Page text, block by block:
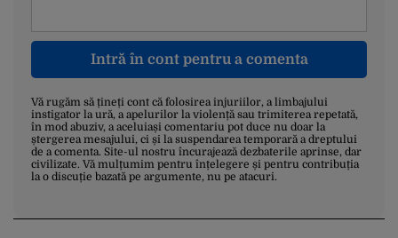
Intră în cont pentru a comenta
Vă rugăm să țineți cont că folosirea injuriilor, a limbajului
instigator la ură, a apelurilor la violență sau trimiterea repetată,
în mod abuziv, a aceluiași comentariu pot duce nu doar la
ștergerea mesajului, ci și la suspendarea temporară a dreptului
de a comenta. Site-ul nostru încurajează dezbaterile aprinse, dar
civilizate. Vă mulțumim pentru înțelegere și pentru contribuția
la o discuție bazată pe argumente, nu pe atacuri.